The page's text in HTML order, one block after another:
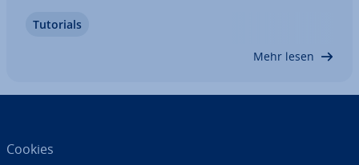
einer eigenen Link-Sammlung, die sich darüber
Tutorials
Mehr lesen
Cookies